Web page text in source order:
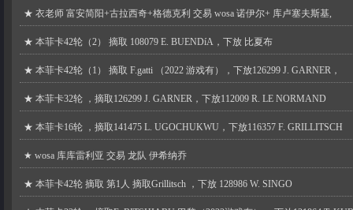
★ 衣老师 富安简阳+古拉西奇+格德克利 交易 wosa 诺伊尔+ 库卢塞夫斯基,
★ 本菲卡42轮（2） 摘取 108079 E. BUENDíA，下放 比夏布
★ 本菲卡42轮（1） 摘取 F.gatti （2022 游戏有），下放126299 J. GARNER，
★ 本菲卡32轮 ，摘取126299 J. GARNER，下放112009 R. LE NORMAND
★ 本菲卡16轮 ，摘取141475 L. UGOCHUKWU，下放116357 F. GRILLITSCH
★ wosa 库库雷利亚 交易 龙队 伊希纳乔
★ 本菲卡42轮 摘取 第1人 摘取Grillitsch ，下放 128986 W. SINGO